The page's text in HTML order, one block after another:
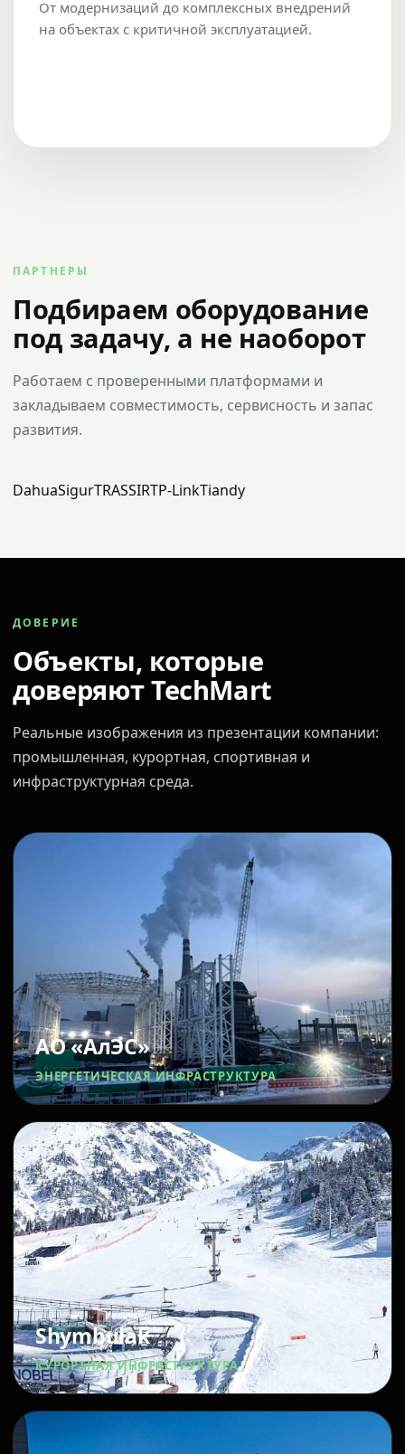
От модернизаций до комплексных внедрений
на объектах с критичной эксплуатацией.
ПАРТНЕРЫ
Подбираем оборудование
под задачу, а не наоборот
Работаем с проверенными платформами и
закладываем совместимость, сервисность и запас
развития.
DahuaSigurTRASSIRTP-LinkTiandy
ДОВЕРИЕ
Объекты, которые
доверяют TechMart
Реальные изображения из презентации компании:
промышленная, курортная, спортивная и
инфраструктурная среда.
АО «АлЭС»
ЭНЕРГЕТИЧЕСКАЯ ИНФРАСТРУКТУРА
Shymbulak
КУРОРТНАЯ ИНФРАСТРУКТУРА